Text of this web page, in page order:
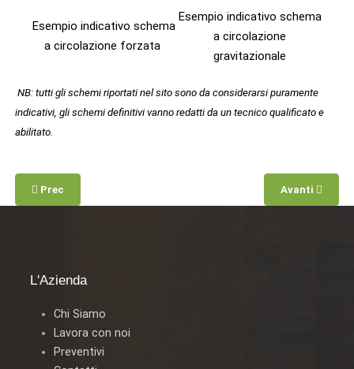
Esempio indicativo schema
a circolazione forzata
Esempio indicativo schema
a circolazione
gravitazionale
NB: tutti gli schemi riportati nel sito sono da considerarsi puramente
indicativi, gli schemi definitivi vanno redatti da un tecnico qualificato e
abilitato.
Prec Avanti
L'Azienda
Chi Siamo
Lavora con noi
Preventivi